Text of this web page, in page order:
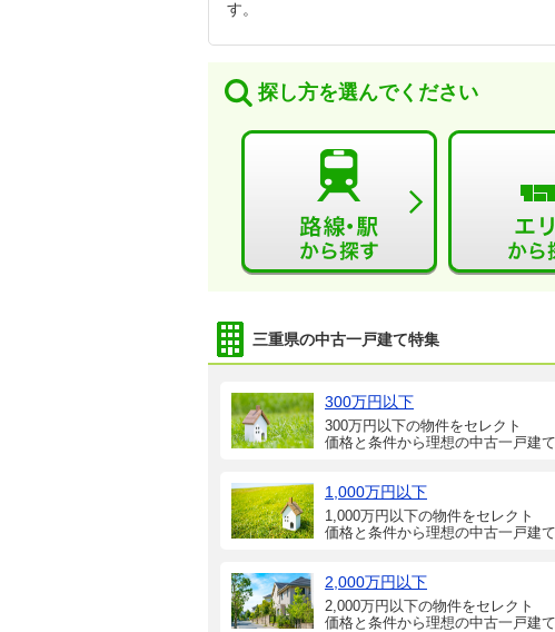
す。
探し方を選んでください
三重県の中古一戸建て特集
300万円以下
300万円以下の物件をセレクト
価格と条件から理想の中古一戸建
1,000万円以下
1,000万円以下の物件をセレクト
価格と条件から理想の中古一戸建
2,000万円以下
2,000万円以下の物件をセレクト
価格と条件から理想の中古一戸建